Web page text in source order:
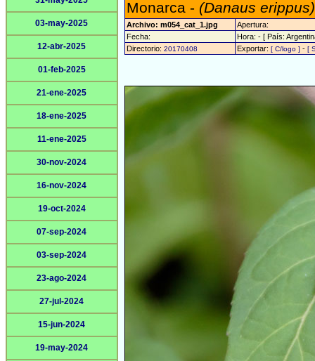
03-may-2025
12-abr-2025
01-feb-2025
21-ene-2025
18-ene-2025
11-ene-2025
30-nov-2024
16-nov-2024
19-oct-2024
07-sep-2024
03-sep-2024
23-ago-2024
27-jul-2024
15-jun-2024
19-may-2024
Monarca - (Danaus erippus)
Archivo: m054_cat_1.jpg
Apertura:
Fecha:
Hora: - [ País:
Directorio: 20170408 Exportar: [ C/logo ] - [